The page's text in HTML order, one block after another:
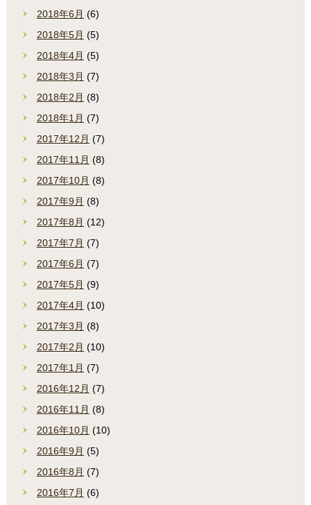
2018年6月 (6)
2018年5月 (5)
2018年4月 (5)
2018年3月 (7)
2018年2月 (8)
2018年1月 (7)
2017年12月 (7)
2017年11月 (8)
2017年10月 (8)
2017年9月 (8)
2017年8月 (12)
2017年7月 (7)
2017年6月 (7)
2017年5月 (9)
2017年4月 (10)
2017年3月 (8)
2017年2月 (10)
2017年1月 (7)
2016年12月 (7)
2016年11月 (8)
2016年10月 (10)
2016年9月 (5)
2016年8月 (7)
2016年7月 (6)